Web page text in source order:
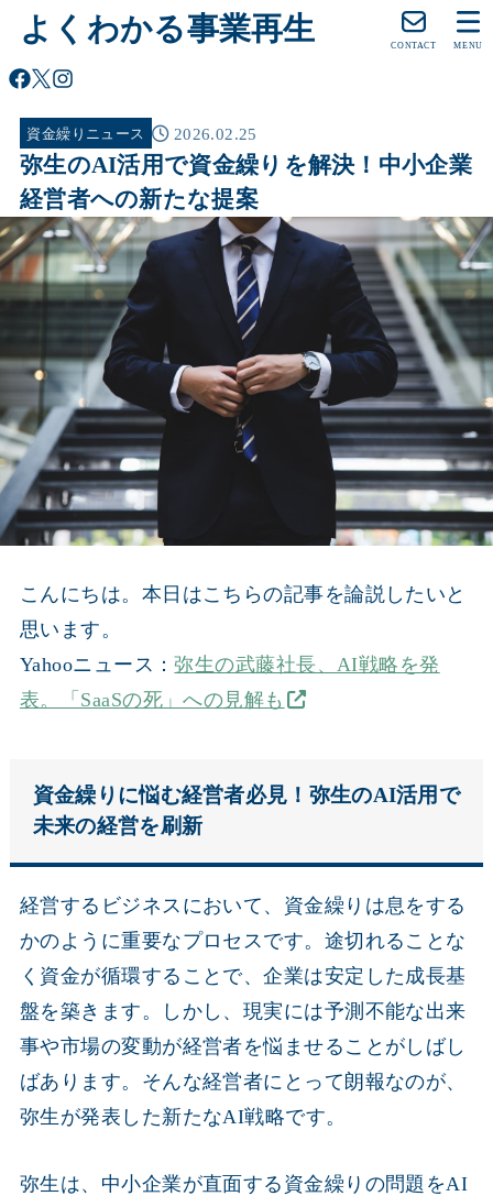
よくわかる事業再生 CONTACT MENU
資金繰りニュース 2026.02.25
弥生のAI活用で資金繰りを解決！中小企業
経営者への新たな提案
こんにちは。本日はこちらの記事を論説したいと
思います。
Yahooニュース：弥生の武藤社長、AI戦略を発
表。「SaaSの死」への見解も
資金繰りに悩む経営者必見！弥生のAI活用で
未来の経営を刷新
経営するビジネスにおいて、資金繰りは息をする
かのように重要なプロセスです。途切れることな
く資金が循環することで、企業は安定した成長基
盤を築きます。しかし、現実には予測不能な出来
事や市場の変動が経営者を悩ませることがしばし
ばあります。そんな経営者にとって朗報なのが、
弥生が発表した新たなAI戦略です。
弥生は、中小企業が直面する資金繰りの問題をAI